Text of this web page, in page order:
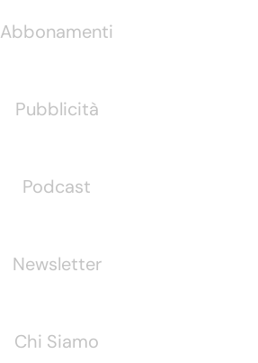
Abbonamenti
Pubblicità
Podcast
Newsletter
Chi Siamo